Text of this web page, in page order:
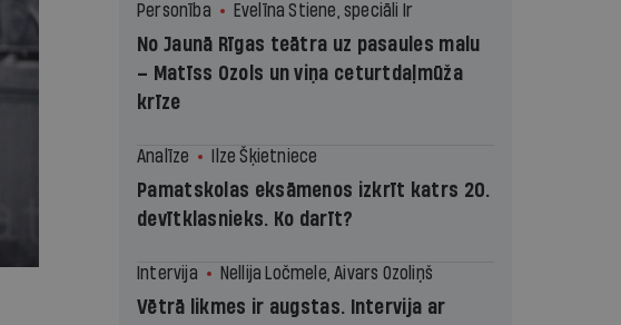
Personība Evelīna Stiene, speciāli Ir
No Jaunā Rīgas teātra uz pasaules malu
– Matīss Ozols un viņa ceturtdaļmūža
krīze
Analīze Ilze Šķietniece
Pamatskolas eksāmenos izkrīt katrs 20.
devītklasnieks. Ko darīt?
Intervija Nellija Ločmele, Aivars Ozoliņš
Vētrā likmes ir augstas. Intervija ar